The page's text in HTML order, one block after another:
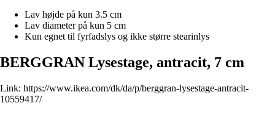
Lav højde på kun 3.5 cm
Lav diameter på kun 5 cm
Kun egnet til fyrfadslys og ikke større stearinlys
BERGGRAN Lysestage, antracit, 7 cm
Link: https://www.ikea.com/dk/da/p/berggran-lysestage-antracit-
10559417/